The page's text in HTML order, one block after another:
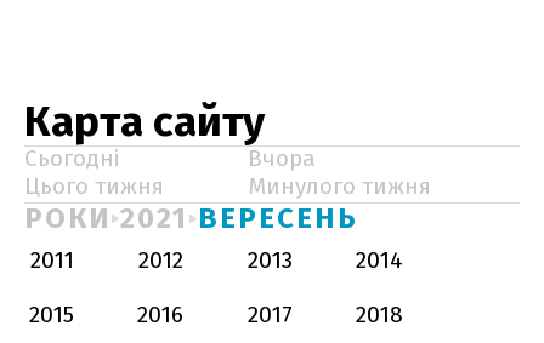
Карта сайту
Сьогодні
Вчора
Цього тижня
Минулого тижня
РОКИ 2021 ВЕРЕСЕНЬ
2011 2012 2013
2014
2015
2016 2017
2018